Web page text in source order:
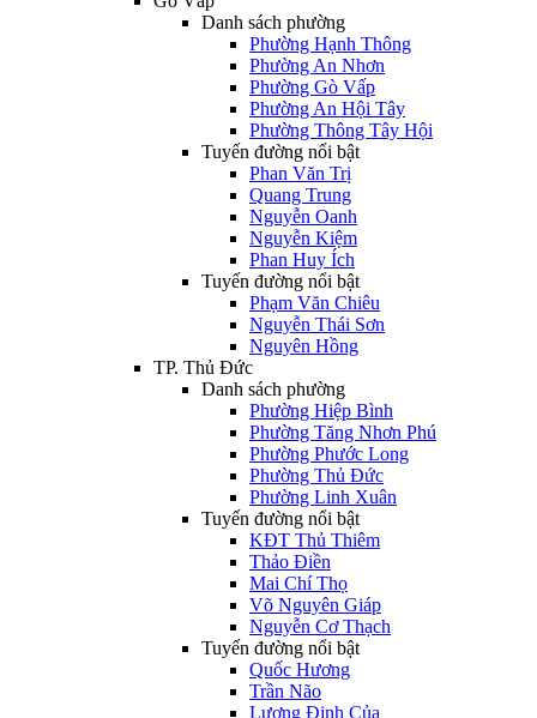
Danh sách phường
Phường Hạnh Thông
Phường An Nhơn
Phường Gò Vấp
Phường An Hội Tây
Phường Thông Tây Hội
Tuyến đường nổi bật
Phan Văn Trị
Quang Trung
Nguyễn Oanh
Nguyễn Kiệm
Phan Huy Ích
Tuyến đường nổi bật
Phạm Văn Chiêu
Nguyễn Thái Sơn
Nguyên Hồng
TP. Thủ Đức
Danh sách phường
Phường Hiệp Bình
Phường Tăng Nhơn Phú
Phường Phước Long
Phường Thủ Đức
Phường Linh Xuân
Tuyến đường nổi bật
KĐT Thủ Thiêm
Thảo Điền
Mai Chí Thọ
Võ Nguyên Giáp
Nguyễn Cơ Thạch
Tuyến đường nổi bật
Quốc Hương
Trần Não
Lương Định Của